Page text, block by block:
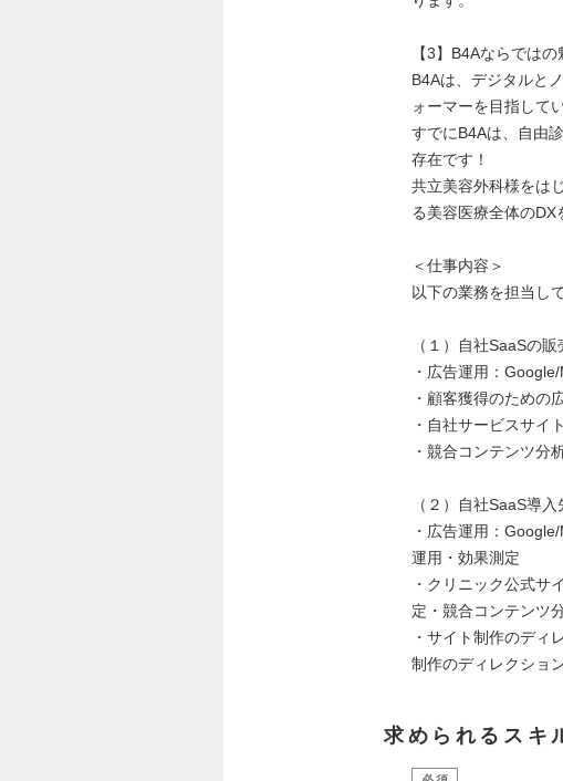
【3】B4Aならでは
B4Aは、デジタルと
ォーマーを目指して
すでにB4Aは、自由
存在です！
共立美容外科様をは
る美容医療全体のDX
＜仕事内容＞
以下の業務を担当し
（１）自社SaaSの
・広告運用：
・顧客獲得のための
・自社サービスサイ
・競合コンテンツ分
（２）自社SaaS導
・広告運用：
運用・効果測定
・クリニック公式サ
定・競合コンテンツ
・サイト制作のディ
制作のディレクショ
求められるスキ